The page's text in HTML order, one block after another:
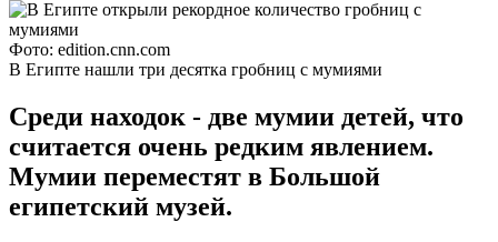
Фото: edition.cnn.com
В Египте нашли три десятка гробниц с мумиями
Среди находок - две мумии детей, что
считается очень редким явлением.
Мумии переместят в Большой
египетский музей.